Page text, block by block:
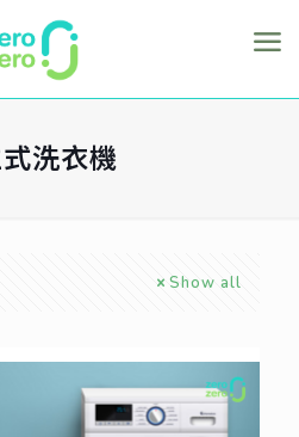
洗衣機
Show all